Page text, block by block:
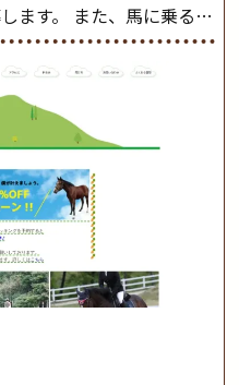
ます。 また、馬に乗るだ
鞍などを装着する） も
れること」にも慣れてい
ビギナークラスで単独で
ようになったら スタート
馬のスピードを調整し
んどう)を学びます。 安定
ができるようになれば
。 ホップクラス スタート
、駈歩の初歩をマスター
めた誘導練習を行いま
クラスまでに練習した